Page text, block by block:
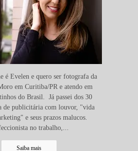
é Evelen e quero ser fotografa da
em Curitiba/PR e atendo em
do Brasil. Já passei dos 30
de publicitária com louvor, "vida
e seus prazos malucos.
no trabalho,...
Saiba mais